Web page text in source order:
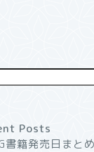
Posts
書籍発売日まと